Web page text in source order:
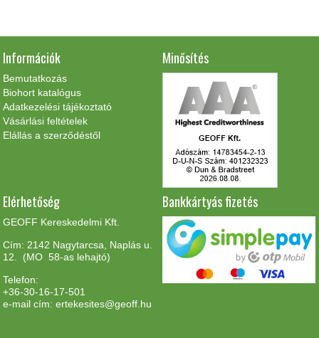
termékoldalon
Információk
Bemutatkozás
Biohort katalógus
Adatkezelési tájékoztató
Vásárlási feltételek
Elállás a szerződéstől
Minősítés
Elérhetőség
GEOFF Kereskedelmi Kft.
Cím: 2142 Nagytarcsa, Naplás u.
12. (MO 58-as lehajtó)
Telefon:
+36-30-16-17-501
e-mail cím: ertekesites@geoff.hu
Bankkártyás fizetés